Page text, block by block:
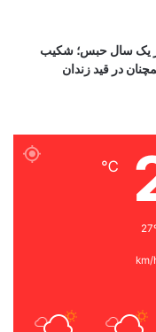
یک سال حبس؛ شکیب
در قید زندان
℃